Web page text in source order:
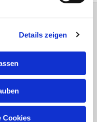
Details zeigen
Cookies
Bielefeld